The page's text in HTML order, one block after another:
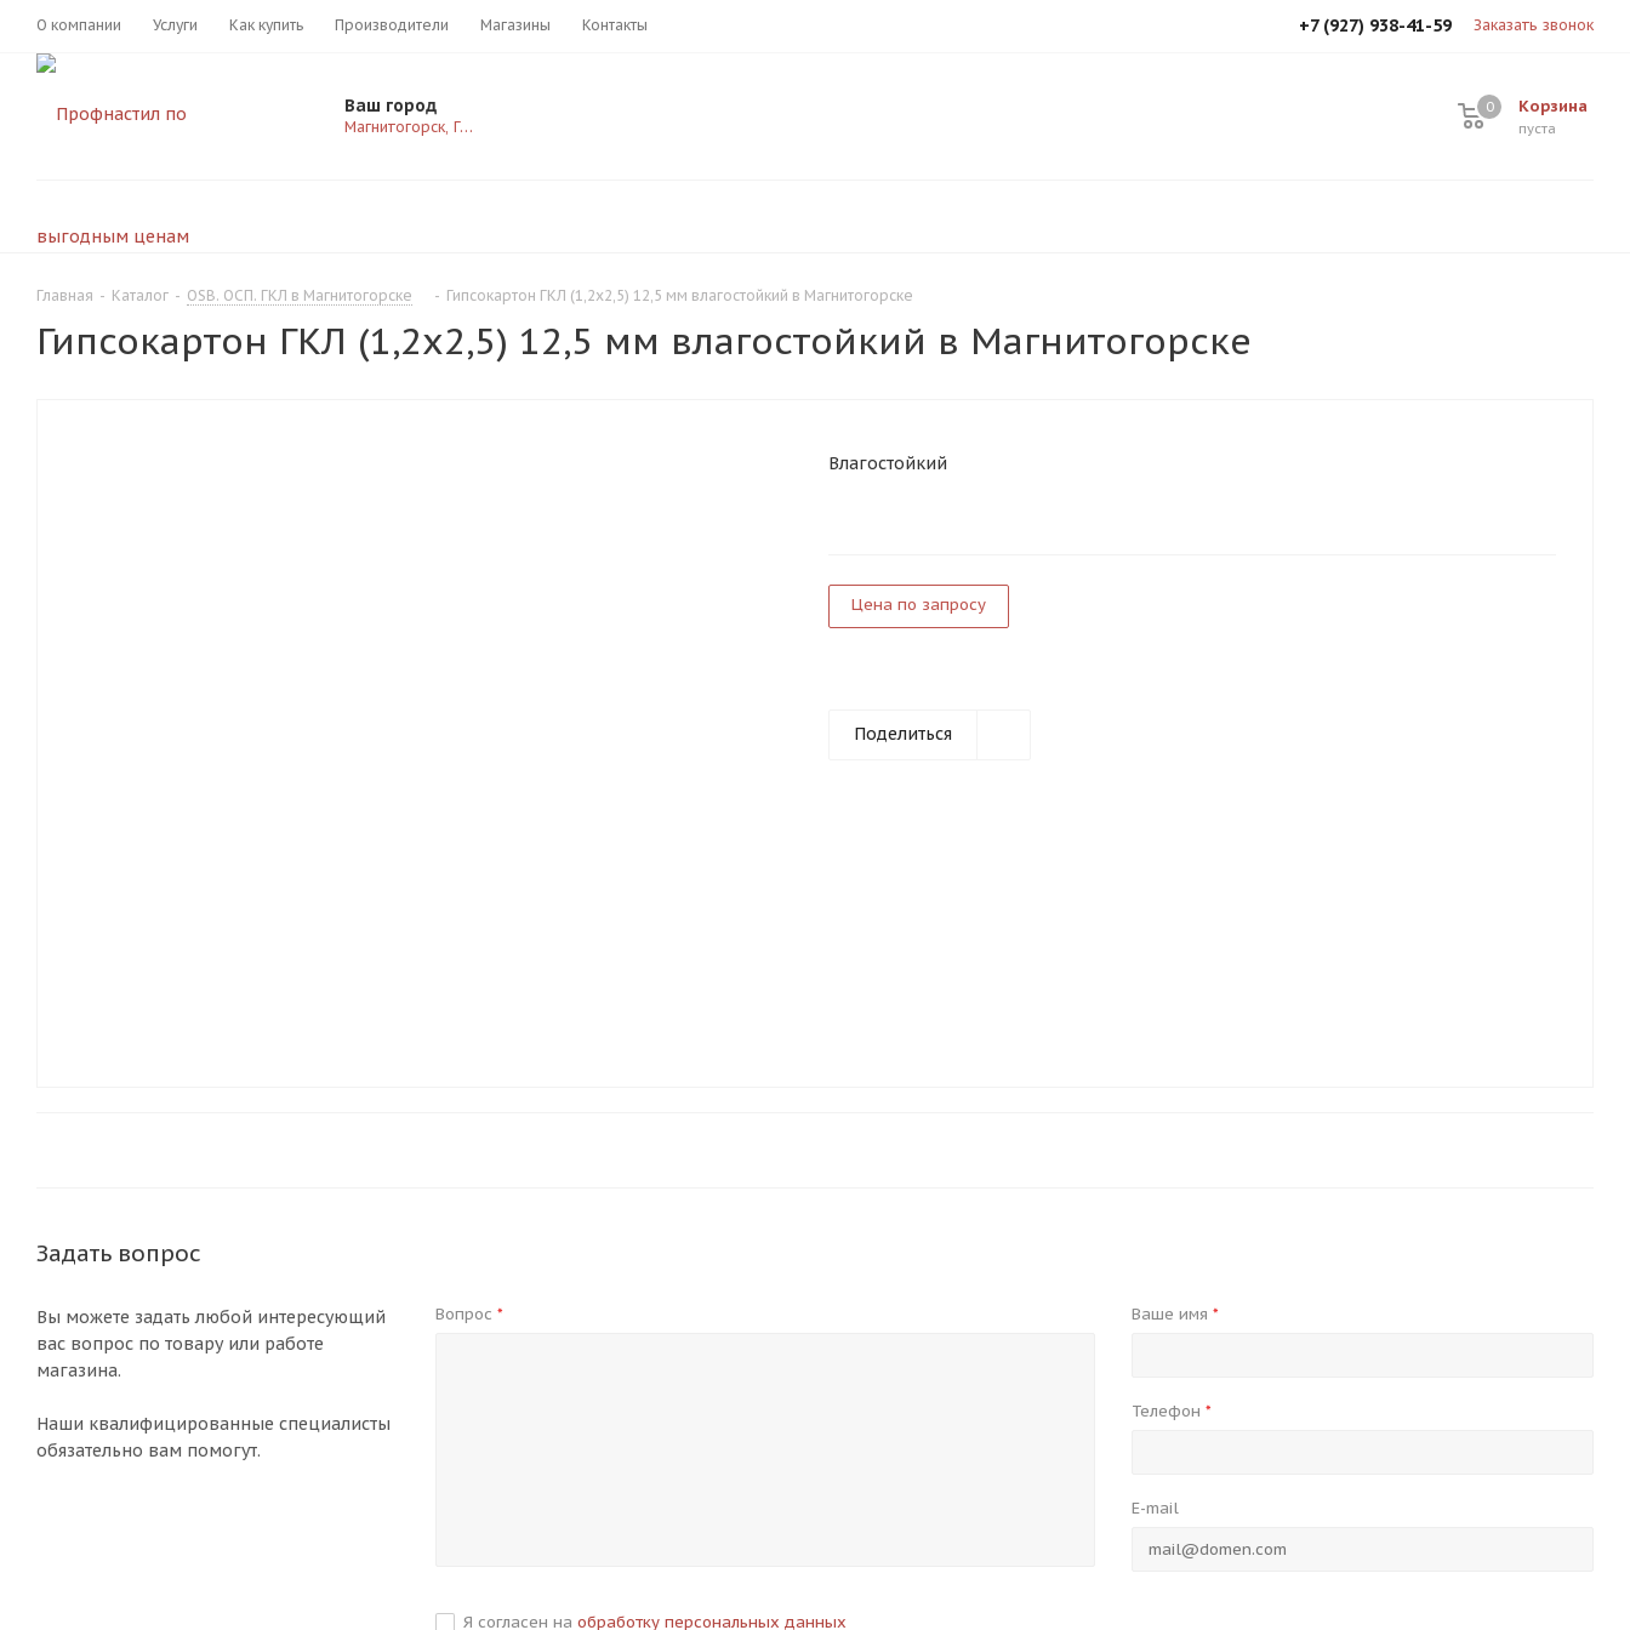
О компании Услуги Как купить Производители Магазины Контакты +7 (927) 938-41-59 Заказать звонок
Ваш город
Магнитогорск, Грязнова 57
Корзина
0
пуста
0
Главная - Каталог - OSB. ОСП. ГКЛ в Магнитогорске - Гипсокартон ГКЛ (1,2х2,5) 12,5 мм влагостойкий в Магнитогорске
Гипсокартон ГКЛ (1,2х2,5) 12,5 мм влагостойкий в Магнитогорске
Влагостойкий
Цена по запросу
Поделиться
Задать вопрос
Вы можете задать любой интересующий
вас вопрос по товару или работе
магазина.
Наши квалифицированные специалисты
обязательно вам помогут.
Вопрос * Ваше имя*
Телефон*
E-mail
Я согласен на обработку персональных данных